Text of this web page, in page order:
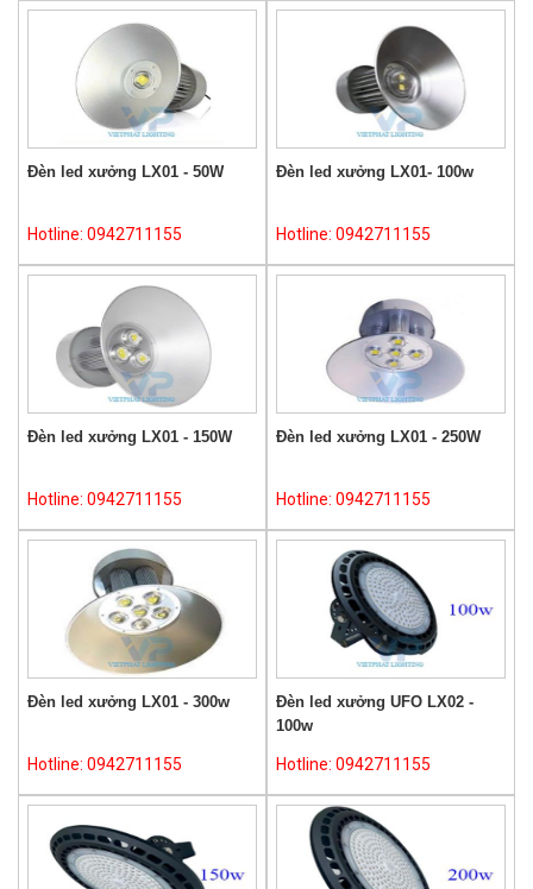
Đèn led xưởng LX01 - 50W
Hotline: 0942711155
Đèn led xưởng LX01- 100w
Hotline: 0942711155
Đèn led xưởng LX01 - 150W
Hotline: 0942711155
Đèn led xưởng LX01 - 250W
Hotline: 0942711155
Đèn led xưởng LX01 - 300w
Hotline: 0942711155
Đèn led xưởng UFO LX02 -
100w
Hotline: 0942711155